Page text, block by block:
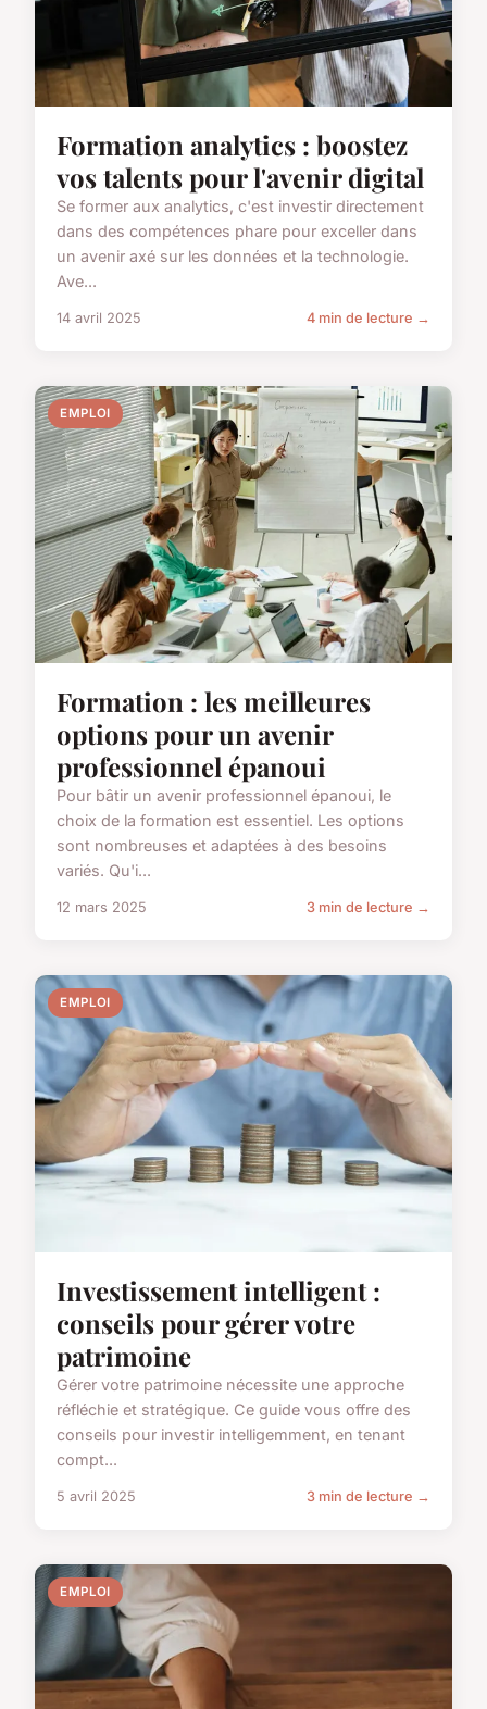
Formation analytics : boostez
vos talents pour l'avenir digital
Se former aux analytics, c'est investir directement
dans des compétences phare pour exceller dans
un avenir axé sur les données et la technologie.
Ave...
14 avril 2025 4 min de lecture →
EMPLOI
Formation : les meilleures
options pour un avenir
professionnel épanoui
Pour bâtir un avenir professionnel épanoui, le
choix de la formation est essentiel. Les options
sont nombreuses et adaptées à des besoins
variés. Qu'i...
12 mars 2025 3 min de lecture →
EMPLOI
Investissement intelligent :
conseils pour gérer votre
patrimoine
Gérer votre patrimoine nécessite une approche
réfléchie et stratégique. Ce guide vous offre des
conseils pour investir intelligemment, en tenant
compt...
5 avril 2025 3 min de lecture →
EMPLOI